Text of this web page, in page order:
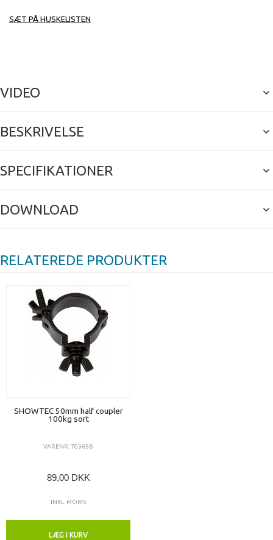
SÆT PÅ HUSKELISTEN
VIDEO
BESKRIVELSE
SPECIFIKATIONER
DOWNLOAD
RELATEREDE PRODUKTER
SHOWTEC 50mm half coupler
100kg sort
VARENR: 70365B
89,00 DKK
INKL. MOMS
LÆG I KURV